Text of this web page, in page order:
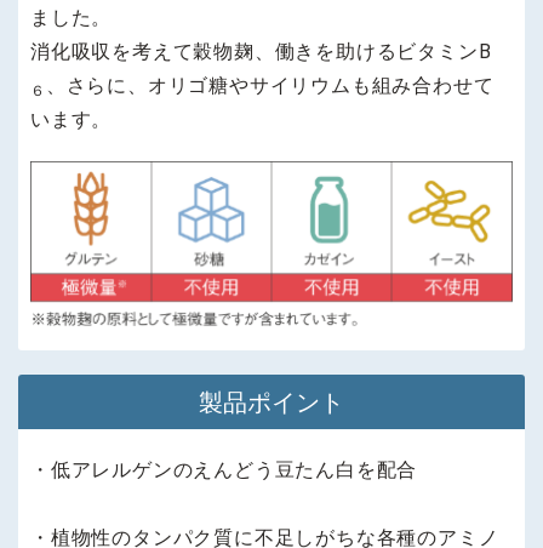
ました。
消化吸収を考えて穀物麹、働きを助けるビタミンB
６ 、さらに、オリゴ糖やサイリウムも組み合わせて
います。
製品ポイント
・低アレルゲンのえんどう豆たん白を配合
・植物性のタンパク質に不足しがちな各種のアミノ